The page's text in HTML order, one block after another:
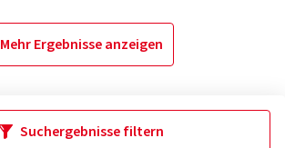
Mehr Ergebnisse anzeigen
Suchergebnisse filtern